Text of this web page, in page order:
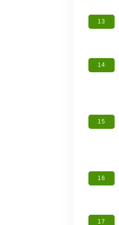
13
14
15
16
17